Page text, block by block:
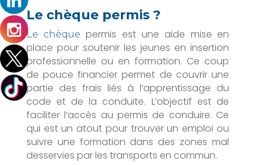
Le chèque permis ?
Le chèque permis est une aide mise en
place pour soutenir les jeunes en insertion
professionnelle ou en formation. Ce coup
de pouce financier permet de couvrir une
partie des frais liés à l’apprentissage du
code et de la conduite. L’objectif est de
faciliter l’accès au permis de conduire. Ce
qui est un atout pour trouver un emploi ou
suivre une formation dans des zones mal
desservies par les transports en commun.